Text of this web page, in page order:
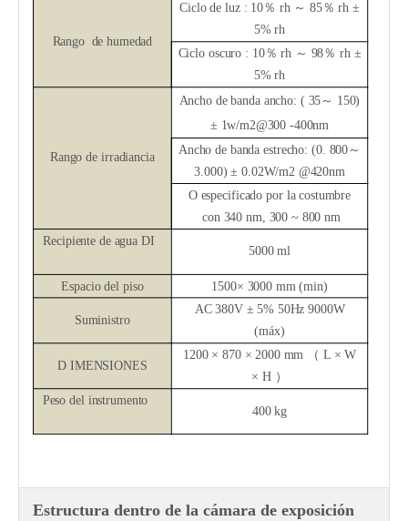
Rango de humedad
Ciclo de luz : 10％ rh ～85％rh ±
5% rh
Ciclo oscuro : 10％rh ～ 98％ rh ±
5% rh
Rango de irradiancia
Ancho de banda ancho: ( 35 ～ 1 50)
± 1w/m2@300-400nm
Ancho de banda estrecho: (0. 800 ～
3.000) ± 0.02W/m2 @420nm
O especificado por lacostumbre
con 340 nm, 300 ~ 800 nm
Recipiente de agua DI
5000 ml
Espacio del piso 1500× 3000 mm (min)
Suministro
AC380V ± 5% 50Hz 9000W
(máx)
DIMENSIONES
1200 ×870 × 2000 mm （ L × W
× H ）
Peso del instrumento
400 kg
Estructura dentro de la cámara de exposición